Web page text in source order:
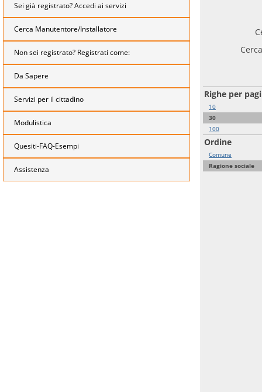
Sei già registrato? Accedi ai servizi
Cerca Manutentore/Installatore
Non sei registrato? Registrati come:
Da Sapere
Servizi per il cittadino
Modulistica
Quesiti-FAQ-Esempi
Assistenza
Righe per
10
30
100
Ordine
Comune
Ragione sociale